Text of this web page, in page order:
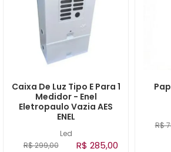
Led
Caixa De Luz Tipo E Para 1
Medidor - Enel
Eletropaulo Vazia AES
ENEL
R$ 299,00 R$ 285,00
R$